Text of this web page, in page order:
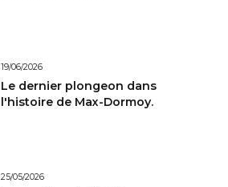
19/06/2026
Le dernier plongeon dans
l'histoire de Max-Dormoy.
25/05/2026